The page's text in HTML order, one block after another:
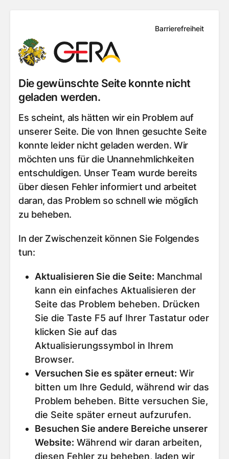
Barrierefreiheit
Die gewünschte Seite konnte nicht
geladen werden.
Es scheint, als hätten wir ein Problem auf
unserer Seite. Die von Ihnen gesuchte Seite
konnte leider nicht geladen werden. Wir
möchten uns für die Unannehmlichkeiten
entschuldigen. Unser Team wurde bereits
über diesen Fehler informiert und arbeitet
daran, das Problem so schnell wie möglich
zu beheben.
In der Zwischenzeit können Sie Folgendes
tun:
Aktualisieren Sie die Seite: Manchmal
kann ein einfaches Aktualisieren der
Seite das Problem beheben. Drücken
Sie die Taste F5 auf Ihrer Tastatur oder
klicken Sie auf das
Aktualisierungssymbol in Ihrem
Browser.
Versuchen Sie es später erneut: Wir
bitten um Ihre Geduld, während wir das
Problem beheben. Bitte versuchen Sie,
die Seite später erneut aufzurufen.
Besuchen Sie andere Bereiche unserer
Website: Während wir daran arbeiten,
diesen Fehler zu beheben, laden wir